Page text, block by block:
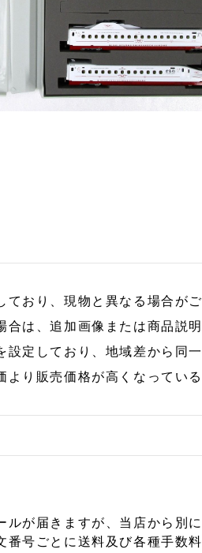
ており、現物と異なる場合がご
合は、追加画像または商品説
設定しており、地域差から同
より販売価格が高くなってい
ルが届きますが、当店から別
番号ごとに送料及び各種手